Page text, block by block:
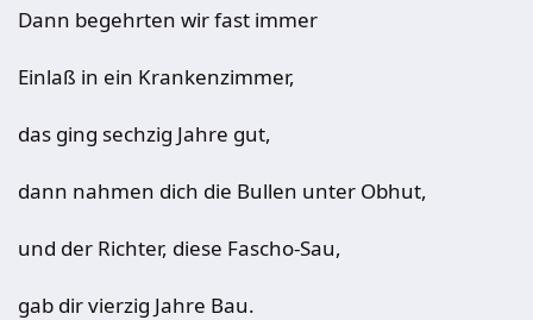
Dann begehrten wir fast immer
Einlaß in ein Krankenzimmer,
das ging sechzig Jahre gut,
dann nahmen dich die Bullen unter Obhut,
und der Richter, diese Fascho-Sau,
gab dir vierzig Jahre Bau.